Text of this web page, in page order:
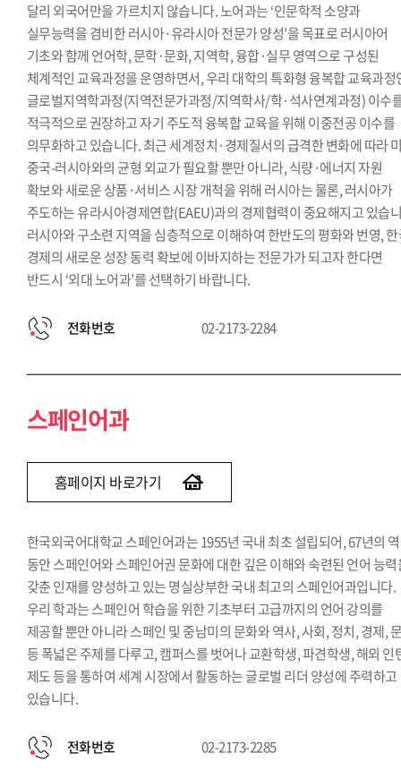
달리 외국어만을 가르치지 않습니다. 노어과는 ‘인문학적 소양과
실무능력을 겸비한 러시아·유라시아 전문가 양성’을 목표로 러시아어
기초와 함께 언어학, 문학·문화, 지역학, 융합·실무 영역으로 구성된
체계적인 교육과정을 운영하면서, 우리 대학의 특화형 융복합 교육과정
글로벌지역학과정(지역전문가과정/지역학사/학·석사연계과정) 이수
적극적으로 권장하고 자기 주도적 융복합 교육을 위해 이중전공 이수를
의무화하고 있습니다. 최근 세계정치·경제질서의 급격한 변화에 따라
중국-러시아와의 균형 외교가 필요할 뿐만 아니라, 식량·에너지 자원
확보와 새로운 상품·서비스 시장 개척을 위해 러시아는 물론, 러시아가
주도하는 유라시아경제연합(EAEU)과의 경제협력이 중요해지고 있습
러시아와 구소련 지역을 심층적으로 이해하여 한반도의 평화와 번영,
경제의 새로운 성장 동력 확보에 이바지하는 전문가가 되고자 한다면
반드시 ‘외대 노어과’를 선택하기 바랍니다.
전화번호 02-2173-2284
스페인어과
홈페이지 바로가기
한국외국어대학교 스페인어과는 1955년 국내 최초 설립되어, 67년의
동안 스페인어와 스페인어권 문화에 대한 깊은 이해와 숙련된 언어 능
갖춘 인재를 양성하고 있는 명실상부한 국내 최고의 스페인어과입니다.
우리 학과는 스페인어 학습을 위한 기초부터 고급까지의 언어 강의를
제공할 뿐만 아니라 스페인 및 중남미의 문화와 역사, 사회, 정치, 경제,
등 폭넓은 주제를 다루고, 캠퍼스를 벗어나 교환학생, 파견학생, 해외 인
제도 등을 통하여 세계 시장에서 활동하는 글로벌 리더 양성에 주력하고
있습니다.
전화번호 02-2173-2285